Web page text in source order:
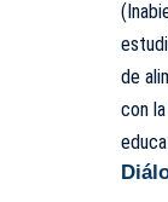
de
con